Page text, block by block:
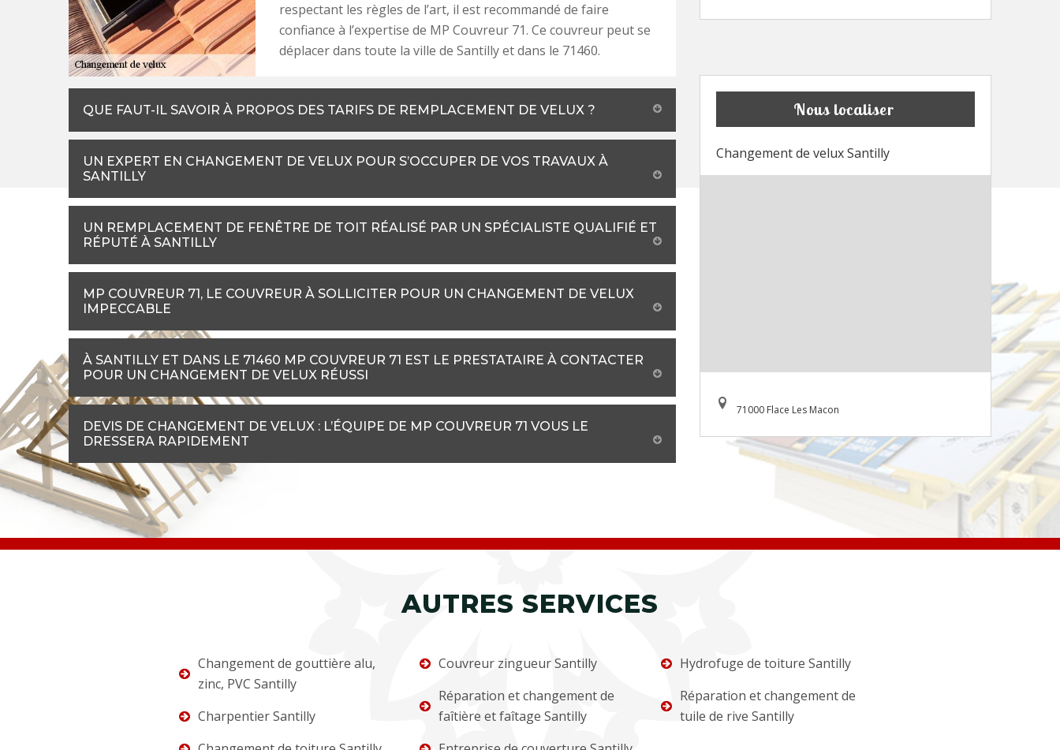
respectant les règles de l’art, il est recommandé de faire
confiance à l’expertise de MP Couvreur 71. Ce couvreur peut se
déplacer dans toute la ville de Santilly et dans le 71460.
QUE FAUT-IL SAVOIR À PROPOS DES TARIFS DE REMPLACEMENT DE VELUX ?
UN EXPERT EN CHANGEMENT DE VELUX POUR S’OCCUPER DE VOS TRAVAUX À
SANTILLY
UN REMPLACEMENT DE FENÊTRE DE TOIT RÉALISÉ PAR UN SPÉCIALISTE QUALIFIÉ ET
RÉPUTÉ À SANTILLY
MP COUVREUR 71, LE COUVREUR À SOLLICITER POUR UN CHANGEMENT DE VELUX
IMPECCABLE
À SANTILLY ET DANS LE 71460 MP COUVREUR 71 EST LE PRESTATAIRE À CONTACTER
POUR UN CHANGEMENT DE VELUX RÉUSSI
DEVIS DE CHANGEMENT DE VELUX : L’ÉQUIPE DE MP COUVREUR 71 VOUS LE
DRESSERA RAPIDEMENT
Nous localiser
Changement de velux Santilly
71000 Flace Les Macon
AUTRES SERVICES
Changement de gouttière alu,
zinc, PVC Santilly
Charpentier Santilly
Couvreur zingueur Santilly
Réparation et changement de
faîtière et faîtage Santilly
Hydrofuge de toiture Santilly
Réparation et changement de
tuile de rive Santilly